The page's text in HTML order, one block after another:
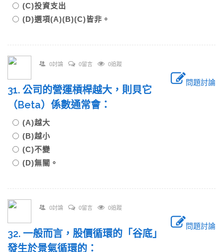
(C)投資支出
(D)選項(A)(B)(C)皆非。
0討論 0留言 0追蹤
問題討論
31. 公司的營運槓桿越大，則貝它
（Beta）係數通常會：
(A)越大
(B)越小
(C)不變
(D)無關。
0討論 0留言 0追蹤
問題討論
32. 一般而言，股價循環的「谷底」
發生於景氣循環的：